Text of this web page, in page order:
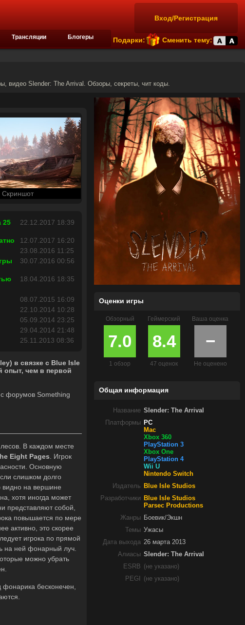
Вход/Регистрация
Подарки: Сменить тему:
Трансляции Блогеры
видео Slender: The Arrival. Обзоры, секреты, чит коды.
Скриншот
25
22.12.2017 18:39
12.07.2017 16:20
23.08.2016 11:25
30.07.2016 00:56
18.04.2016 18:35
08.07.2015 16:09
22.10.2014 10:28
05.09.2014 23:25
29.04.2014 21:48
25.11.2013 08:36
в связке с Blue Isle
опыт, чем в первой
форумов Something
В каждом месте
Eight Pages . Игрок
Основную
слишком долго
видно на вершине
хотя иногда может
представляют собой,
повышается по мере
активно, это скорее
игрока по прямой
на ней фонарный луч.
можно убрать
бесконечен,
Оценки игры
Обзорный
7.0
1 обзор
Геймерский
8.4
47 оценок
Ваша оценка
−
Не оценено
Общая информация
Название Slender: The Arrival
Платформы PC
Mac
Xbox 360
PlayStation 3
Xbox One
PlayStation 4
Wii U
Nintendo Switch
Издатель
Blue Isle Studios
Разработчики
Blue Isle Studios
Parsec Productions
Жанры Боевик/Экшн
Темы Ужасы
Дата выхода 26 марта 2013
Алиасы Slender: The Arrival
ESRB (не указано)
PEGI
(не указано)